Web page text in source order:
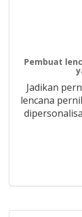
Pembuat
Jadikan
lencana